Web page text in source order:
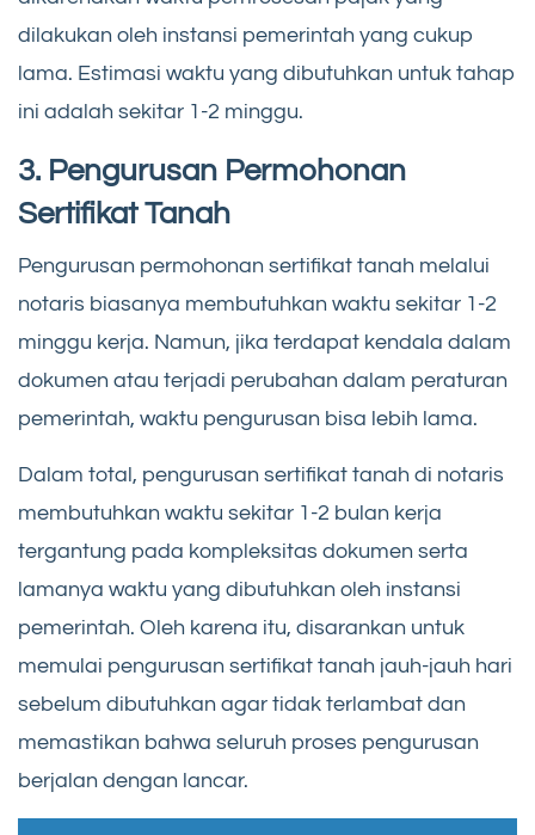
dilakukan oleh instansi pemerintah yang cukup
lama. Estimasi waktu yang dibutuhkan untuk tahap
ini adalah sekitar 1-2 minggu.
3. Pengurusan Permohonan
Sertifikat Tanah
Pengurusan permohonan sertifikat tanah melalui
notaris biasanya membutuhkan waktu sekitar 1-2
minggu kerja. Namun, jika terdapat kendala dalam
dokumen atau terjadi perubahan dalam peraturan
pemerintah, waktu pengurusan bisa lebih lama.
Dalam total, pengurusan sertifikat tanah di notaris
membutuhkan waktu sekitar 1-2 bulan kerja
tergantung pada kompleksitas dokumen serta
lamanya waktu yang dibutuhkan oleh instansi
pemerintah. Oleh karena itu, disarankan untuk
memulai pengurusan sertifikat tanah jauh-jauh hari
sebelum dibutuhkan agar tidak terlambat dan
memastikan bahwa seluruh proses pengurusan
berjalan dengan lancar.